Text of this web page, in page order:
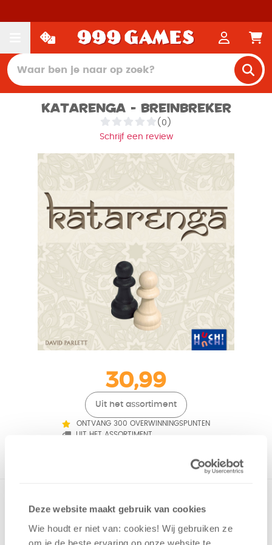
Deze website maakt gebruik van cookies
Wie houdt er niet van: cookies! Wij gebruiken ze
om je de beste ervaring op onze website te
Katarenga - Breinbreker
(0)
Schrijf een review
30,99
Uit het assortiment
ONTVANG 300 OVERWINNINGSPUNTEN
UIT HET ASSORTIMENT
hoofdlinie van de tegenstander te krijgen. Dat klinkt
misschien eenvoudig - maar je tegenstander is flexibel en
gevaarlijk.